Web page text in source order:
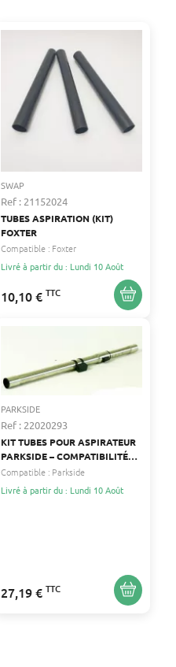
SWAP
Ref : 21152024
TUBES ASPIRATION (KIT)
FOXTER
Compatible : Foxter
Livré à partir du : Lundi 10 Août
10,10 € TTC
PARKSIDE
Ref : 22020293
KIT TUBES POUR ASPIRATEUR
PARKSIDE – COMPATIBILITÉ
UNIVERSELLE, INSTALLATION
FACILE
Compatible : Parkside
Livré à partir du : Lundi 10 Août
27,19 € TTC